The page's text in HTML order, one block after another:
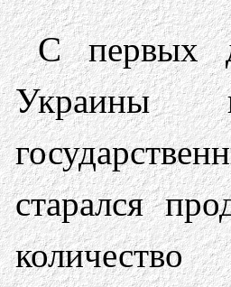
С первых
Украины
старался